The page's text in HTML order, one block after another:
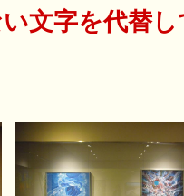
文字を代替